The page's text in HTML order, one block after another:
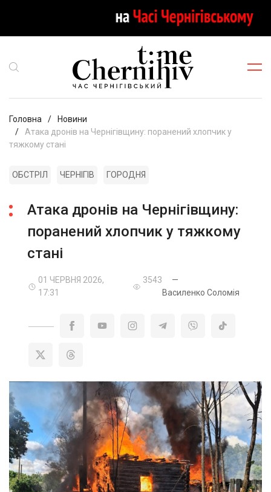
Головна
Новини
Атака дронів на Чернігівщину: поранений хлопчик у
тяжкому стані
ОБСТРІЛ ЧЕРНІГІВ ГОРОДНЯ
Атака дронів на Чернігівщину:
поранений хлопчик у тяжкому
стані
01 ЧЕРВНЯ 2026,
17:31
3543
—
Василенко Соломія